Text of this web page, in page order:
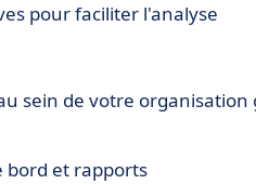
pour faciliter l'analyse
sein de votre
bord et rapports